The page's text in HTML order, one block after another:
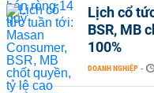
Lịch cổ
BSR, MB
100%
DOANH NGHIỆP -